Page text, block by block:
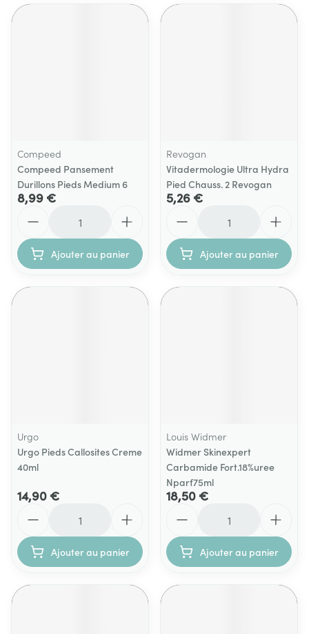
Compeed
Compeed Pansement
Durillons Pieds Medium 6
8,99 €
Ajouter au panier
Revogan
Vitadermologie Ultra Hydra
Pied Chauss. 2 Revogan
5,26 €
Ajouter au panier
Urgo
Urgo Pieds Callosites Creme
40ml
14,90 €
Ajouter au panier
Louis Widmer
Widmer Skinexpert
Carbamide Fort.18%uree
Nparf75ml
18,50 €
Ajouter au panier